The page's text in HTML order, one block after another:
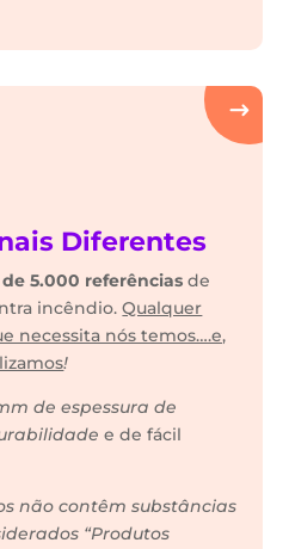
Diferentes
5.000 referências de
incêndio.Qualquer
necessita nós temos….e,
!
de espessura de
e de fácil
não contêm substâncias
“Produtos